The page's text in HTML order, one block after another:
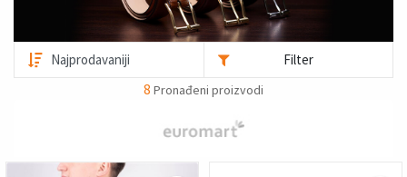
Filter
8 Pronađeni proizvodi